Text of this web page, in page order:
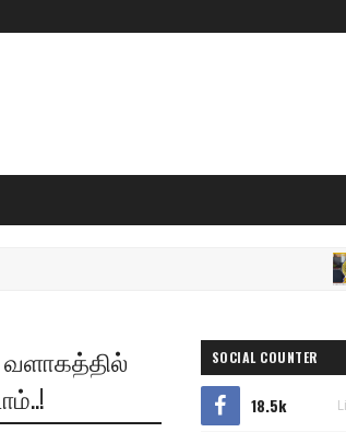
வளாகத்தில்
SOCIAL COUNTER
18.5k